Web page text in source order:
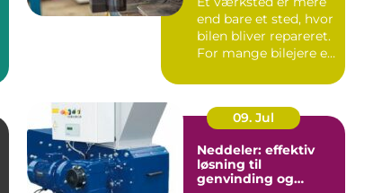
end bare et sted, hvor
bilen bliver repareret.
For mange bilejere er
09. Jul
Neddeler: effektiv
løsning til
genvinding og